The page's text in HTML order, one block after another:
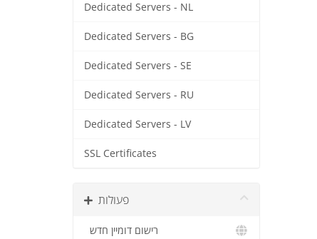
Dedicated Servers - NL
Dedicated Servers - BG
Dedicated Servers - SE
Dedicated Servers - RU
Dedicated Servers - LV
SSL Certificates
פעולות
רישום דומיין חדש